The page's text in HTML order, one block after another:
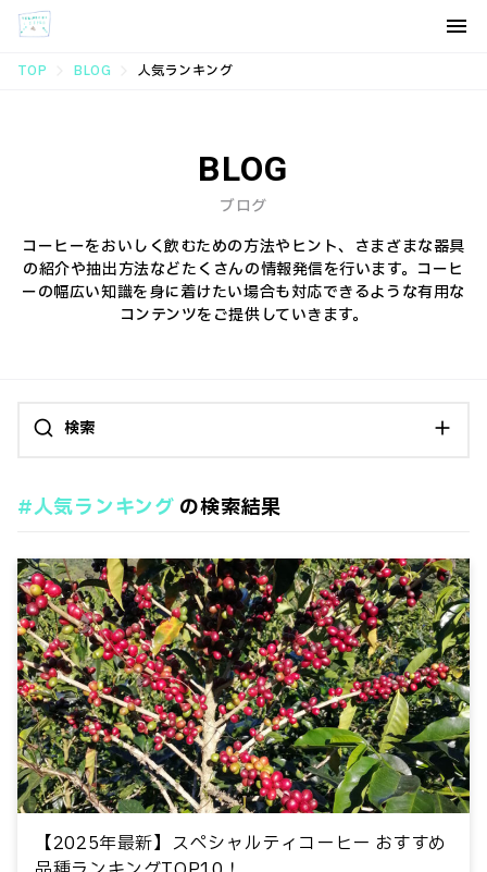
TOP BLOG 人気ランキング
BLOG
ブログ
コーヒーをおいしく飲むための方法やヒント、さまざまな器具
の紹介や抽出方法などたくさんの情報発信を行います。コーヒ
ーの幅広い知識を身に着けたい場合も対応できるような有用な
コンテンツをご提供していきます。
検索
おいしく飲む コーヒーとキャンプ
テストカテゴリー
ランキング
タグ
#2025年問題 #COE
#アイスコーヒー
#インスタントコーヒー
#エスプレッソ
#オーガニック
#おいしいコーヒー
#キャンプ
#ゲイシャ
#コーヒーの歴史
#コーヒー濃度
#コーヒー生産国
#コーヒー豆の種類
#コンビニコーヒー
#シドラ
#シングルオリジン
#スペシャルティコーヒー
#デカフェ
#人気ランキング の検索結果
【2025年最新】スペシャルティコーヒー おすすめ